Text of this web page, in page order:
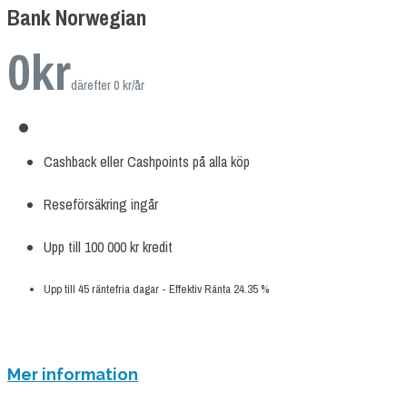
Bank Norwegian
0krdärefter 0 kr/år
Cashback eller Cashpoints på alla köp
Reseförsäkring ingår
Upp till 100 000 kr kredit
Upp till 45 räntefria dagar - Effektiv Ränta 24.35 %
Mer information